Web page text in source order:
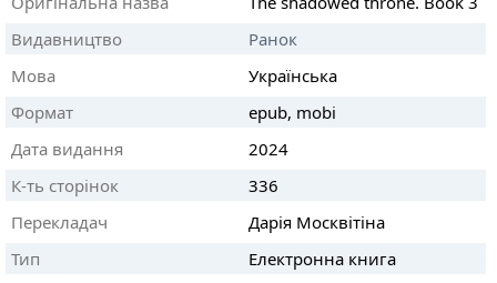
Видавництво
Ранок
Мова
Українська
Формат
epub, mobi
Дата видання
2024
К-ть сторінок
336
Перекладач
Дарія Москвітіна
Тип
Електронна книга